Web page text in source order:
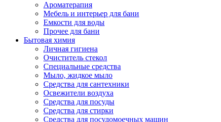
Ароматерапия
Мебель и интерьер для бани
Емкости для воды
Прочее для бани
Бытовая химия
Личная гигиена
Очиститель стекол
Специальные средства
Мыло, жидкое мыло
Средства для сантехники
Освежители воздуха
Средства для посуды
Средства для стирки
Средства для посудомоечных машин